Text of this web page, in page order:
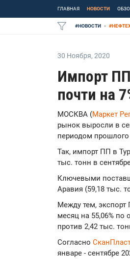
ГЛАВНАЯ НОВОСТИ
#НОВОСТИ #
30 Ноября, 2020
Импорт
почти на
МОСКВА (Маркет
рынок выросли в
периодом
Так, импорт ПП в
тыс. тонн в
Ключевыми
Аравия (59,18 тыс.
Между тем,
месяц на 55,06% по
против 2,42 тыс.
Согласно
январе - сентябре